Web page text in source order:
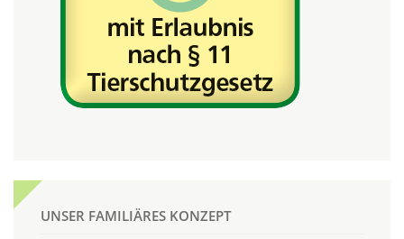
UNSER FAMILIÄRES KONZEPT